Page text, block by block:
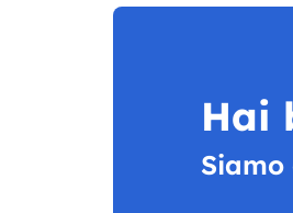
Hai